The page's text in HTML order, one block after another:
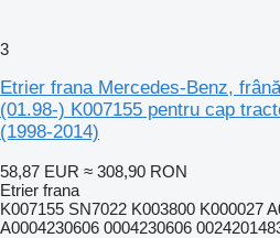
3
Etrier frana Mercedes-Benz,
(01.98-) K007155 pentru cap
(1998-2014)
58,87 EUR ≈ 308,90 RON
Etrier frana
K007155 SN7022 K003800 K000027
A0004230606 0004230606